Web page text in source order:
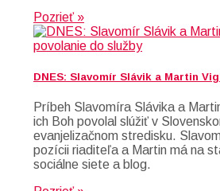
Pozrieť »
DNES: Slavomír Slávik a Martin
Príbeh Slavomíra Slávika a
ich Boh povolal slúžiť v
evanjelizačnom stredisku.
pozícii riaditeľa a Martin má na
sociálne siete a blog.